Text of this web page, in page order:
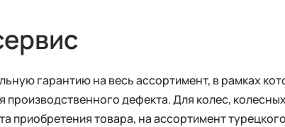
гарантию на весь ассортимент, в рамках
производственного дефекта. Для колес,
приобретения товара, на ассортимент